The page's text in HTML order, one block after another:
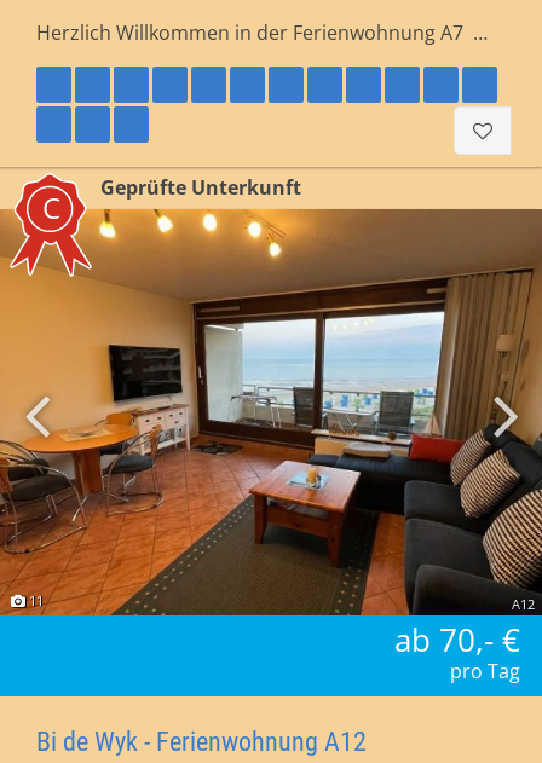
Herzlich Willkommen in der Ferienwohnung A7 …
Geprüfte Unterkunft
C
A12
11
ab 70,- €
pro Tag
Bi de Wyk - Ferienwohnung A12